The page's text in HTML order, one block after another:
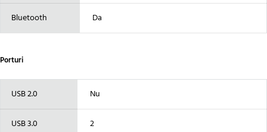
Bluetooth Da
Porturi
USB 2.0 Nu
USB 3.0 2